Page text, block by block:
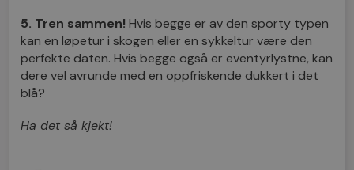
5. Tren sammen! Hvis begge er av den sporty typen
kan en løpetur i skogen eller en sykkeltur være den
perfekte daten. Hvis begge også er eventyrlystne, kan
dere vel avrunde med en oppfriskende dukkert i det
blå?
Ha det så kjekt!